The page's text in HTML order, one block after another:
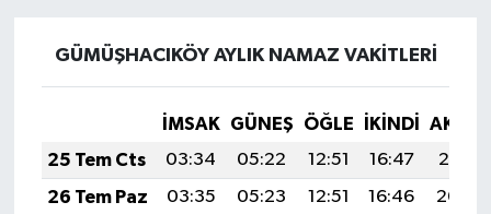
GÜMÜŞHACIKÖY AYLIK NAMAZ VAKITLERI
İMSAK GÜNEŞ ÖĞLE İKINDI
25 Tem Cts
03:34 05:22 12:51 16:47
20:10
26 Tem Paz
03:35 05:23 12:51 16:46
20:09